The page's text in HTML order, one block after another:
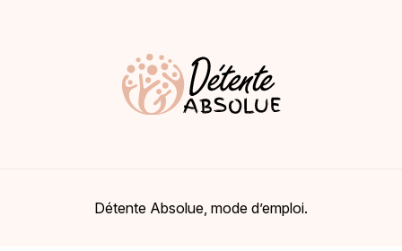
Détente Absolue, mode d’emploi.